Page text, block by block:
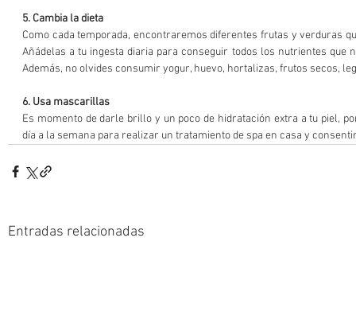
5. Cambia la dieta
Como cada temporada, encontraremos diferentes frutas y verduras
Añádelas a tu ingesta diaria para conseguir todos los nutrientes que
Además, no olvides consumir yogur, huevo, hortalizas, frutos secos,
6. Usa mascarillas
Es momento de darle brillo y un poco de hidratación extra a tu piel,
día a la semana para realizar un tratamiento de spa en casa y
Entradas relacionadas